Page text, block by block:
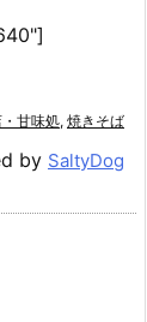
甘味処, 焼きそば
by SaltyDog